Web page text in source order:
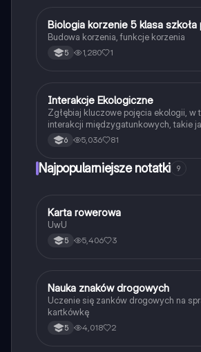
BBiologia
Biologia korzenie 5 klasa
Budowa korzenia, funkcje korzenia
5 1,280 1
Biologia
Interakcje Ekologiczne
Zgłębiaj kluczowe pojęcia ekologii, w
interakcji międzygatunkowych, takie
komensalizm, drapieżnictwo i
Dowiedz się o strukturze populacji,
oraz zależnościach pokarmowych.
studentów biologii i ekologii. Typ:
6 5,036 81
Najpopularniejsze notatki 9
KTechnika
Karta rowerowa
UwU
5 5,406 3
NTechnika
Nauka znaków drogowych
Uczenie się zanków drogowych na
kartkówkę
5 4,018 2